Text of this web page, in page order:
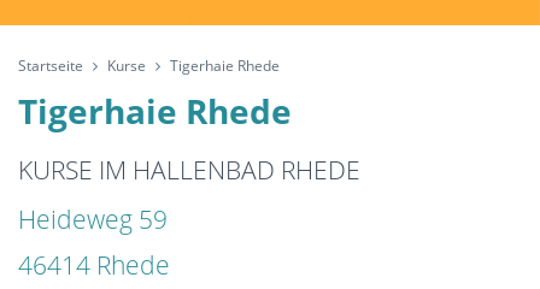
Startseite Kurse Tigerhaie Rhede
Tigerhaie Rhede
KURSE IM HALLENBAD RHEDE
Heideweg 59
46414 Rhede